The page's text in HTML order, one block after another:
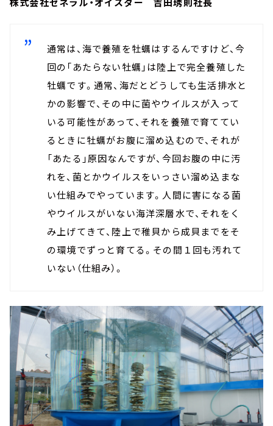
通常は、海で養殖を牡蠣はするんですけど、今
回の「あたらない牡蠣」は陸上で完全養殖した
牡蠣です。通常、海だとどうしても生活排水と
かの影響で、その中に菌やウイルスが入って
いる可能性があって、それを養殖で育ててい
るときに牡蠣がお腹に溜め込むので、それが
「あたる」原因なんですが、今回お腹の中に汚
れを、菌とかウイルスをいっさい溜め込まな
い仕組みでやっています。人間に害になる菌
やウイルスがいない海洋深層水で、それをく
み上げてきて、陸上で稚貝から成貝までをそ
の環境でずっと育てる。その間１回も汚れて
いない（仕組み）。